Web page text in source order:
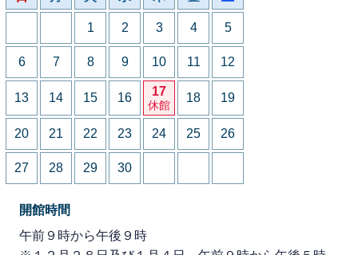
1 2 3 4 5
6 7 8 9 10 11 12
13 14 15 16 17
休館
18 19
20 21 22 23 24 25 26
27 28 29 30
開館時間
午前９時から午後９時